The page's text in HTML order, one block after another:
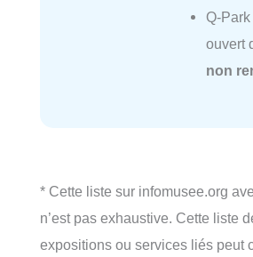
Q-
ouvert
non
* Cette liste sur infomusee.org
n’est pas exhaustive. Cette liste
expositions ou services liés peut